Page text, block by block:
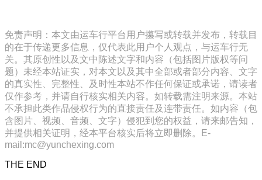
免责声明：本文由运车行平台用户攥写或转载并发布，转载目
的在于传递更多信息，仅代表此用户个人观点，与运车行无
关。其原创性以及文中陈述文字和内容（包括图片版权等问
题）未经本站证实，对本文以及其中全部或者部分内容、文字
的真实性、完整性、及时性本站不作任何保证或承诺，请读者
仅作参考，并请自行核实相关内容。如转载需注明来源。本站
不承担此类作品侵权行为的直接责任及连带责任。如内容（包
含图片、视频、音频、文字）侵犯到您的权益，请来邮告知，
并提供相关证明，经本平台核实后将立即删除。E-
mail:mc@yunchexing.com
THE END